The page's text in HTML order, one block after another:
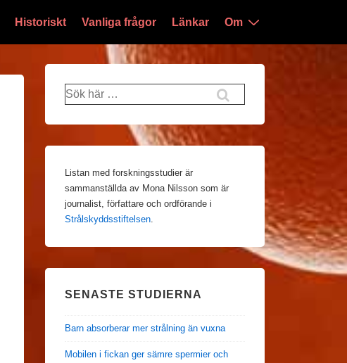
Historiskt Vanliga frågor Länkar Om
Sök
efter:
Listan med forskningsstudier är
sammanställda av Mona Nilsson som är
journalist, författare och ordförande i
Strålskyddsstiftelsen.
SENASTE STUDIERNA
Barn absorberar mer strålning än vuxna
Mobilen i fickan ger sämre spermier och